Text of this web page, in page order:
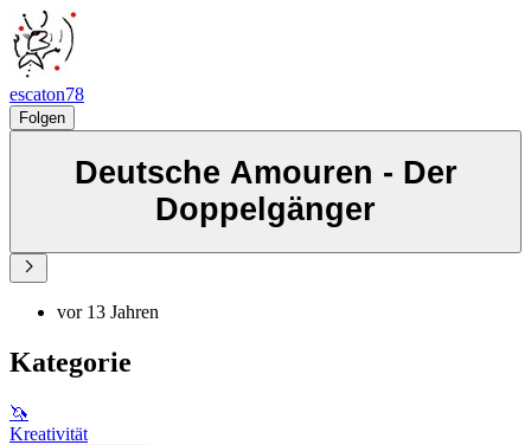
escaton78
Folgen
Deutsche Amouren - Der
Doppelgänger
vor 13 Jahren
Kategorie
🦄
Kreativität